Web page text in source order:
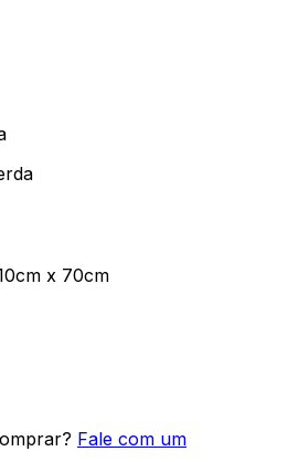
x 70cm
Fale com um